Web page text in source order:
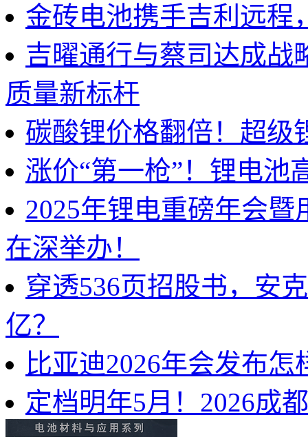
金砖电池携手吉利远程
吉曜通行与蔡司达成战
质量新标杆
碳酸锂价格翻倍！超级
涨价“第一枪”！锂电池
2025年锂电重磅年会
在深举办！
穿透536页招股书，安
亿？
比亚迪2026年会发布
定档明年5月！2026成